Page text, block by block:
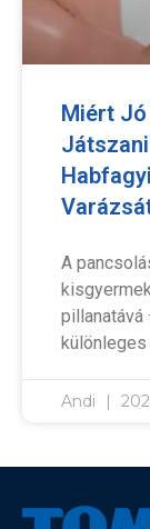
Miért Jó
A
Andi